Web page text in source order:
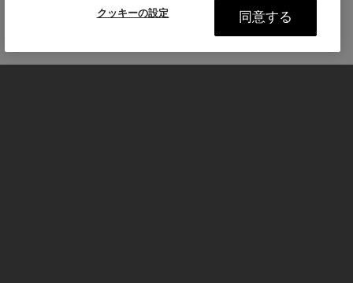
クッキーの設定 同意する